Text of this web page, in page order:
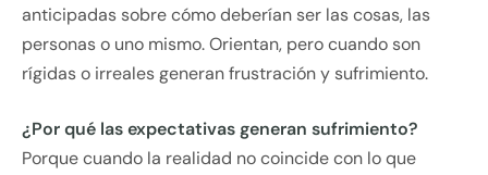
anticipadas sobre cómo deberían ser las cosas, las
personas o uno mismo. Orientan, pero cuando son
rígidas o irreales generan frustración y sufrimiento.
¿Por qué las expectativas generan sufrimiento?
Porque cuando la realidad no coincide con lo que